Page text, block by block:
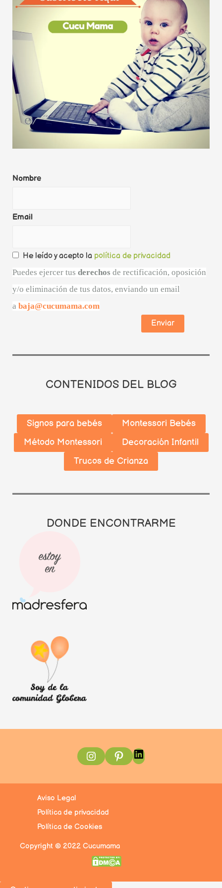
e
Nombre
Email
He leído y acepto la política de privacidad
Puedes ejercer tus derechos de rectificación, oposición
y/o eliminación de tus datos, enviando un email
a baja@cucumama.com
CONTENIDOS DEL BLOG
Signos para bebés
Montessori Bebés
Método Montessori
Decoración Infantil
Trucos de Crianza
DONDE ENCONTRARME
Instagram
PinterestLinkedIn
Aviso Legal
Política de privacidad
Política de Cookies
Copyright © 2022 Cucumama